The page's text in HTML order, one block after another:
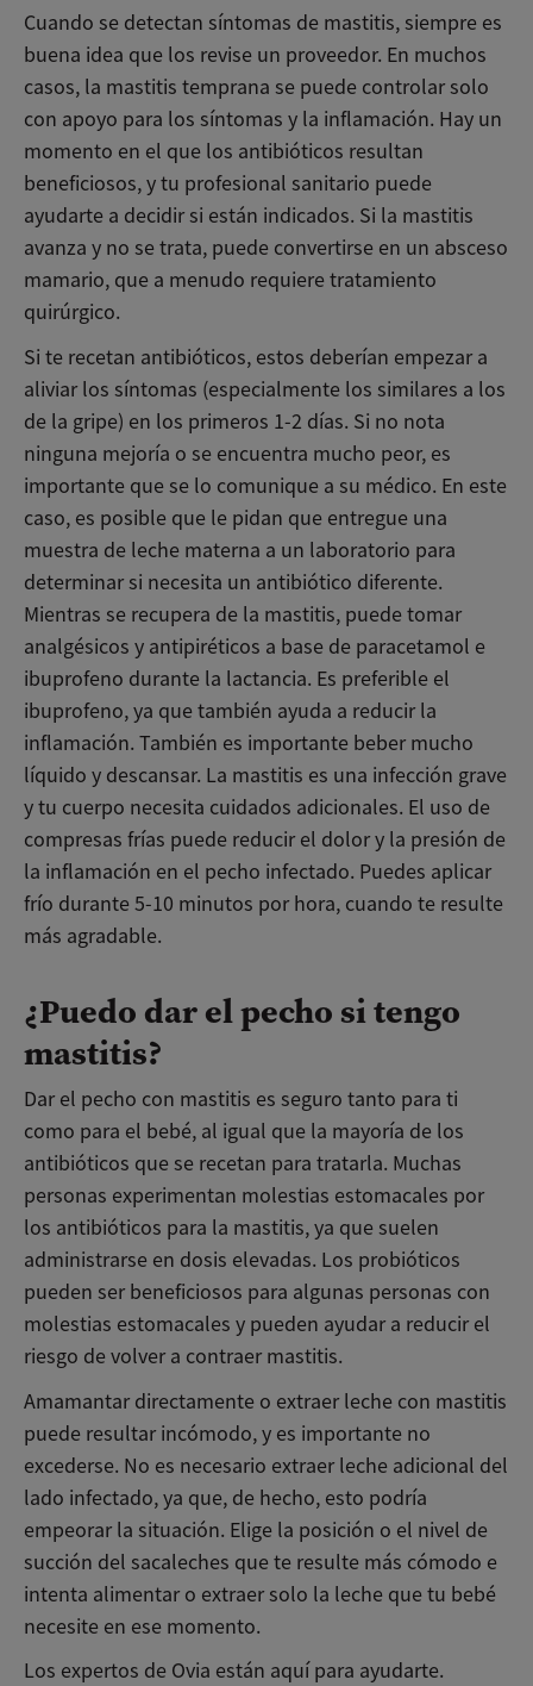
Cuando se detectan síntomas de mastitis, siempre es
buena idea que los revise un proveedor. En muchos
casos, la mastitis temprana se puede controlar solo
con apoyo para los síntomas y la inflamación. Hay un
momento en el que los antibióticos resultan
beneficiosos, y tu profesional sanitario puede
ayudarte a decidir si están indicados. Si la mastitis
avanza y no se trata, puede convertirse en un absceso
mamario, que a menudo requiere tratamiento
quirúrgico.
Si te recetan antibióticos, estos deberían empezar a
aliviar los síntomas (especialmente los similares a los
de la gripe) en los primeros 1-2 días. Si no nota
ninguna mejoría o se encuentra mucho peor, es
importante que se lo comunique a su médico. En este
caso, es posible que le pidan que entregue una
muestra de leche materna a un laboratorio para
determinar si necesita un antibiótico diferente.
Mientras se recupera de la mastitis, puede tomar
analgésicos y antipiréticos a base de paracetamol e
ibuprofeno durante la lactancia. Es preferible el
ibuprofeno, ya que también ayuda a reducir la
inflamación. También es importante beber mucho
líquido y descansar. La mastitis es una infección grave
y tu cuerpo necesita cuidados adicionales. El uso de
compresas frías puede reducir el dolor y la presión de
la inflamación en el pecho infectado. Puedes aplicar
frío durante 5-10 minutos por hora, cuando te resulte
más agradable.
¿Puedo dar el pecho si tengo
mastitis?
Dar el pecho con mastitis es seguro tanto para ti
como para el bebé, al igual que la mayoría de los
antibióticos que se recetan para tratarla. Muchas
personas experimentan molestias estomacales por
los antibióticos para la mastitis, ya que suelen
administrarse en dosis elevadas. Los probióticos
pueden ser beneficiosos para algunas personas con
molestias estomacales y pueden ayudar a reducir el
riesgo de volver a contraer mastitis.
Amamantar directamente o extraer leche con mastitis
puede resultar incómodo, y es importante no
excederse. No es necesario extraer leche adicional del
lado infectado, ya que, de hecho, esto podría
empeorar la situación. Elige la posición o el nivel de
succión del sacaleches que te resulte más cómodo e
intenta alimentar o extraer solo la leche que tu bebé
necesite en ese momento.
Los expertos de Ovia están aquí para ayudarte.